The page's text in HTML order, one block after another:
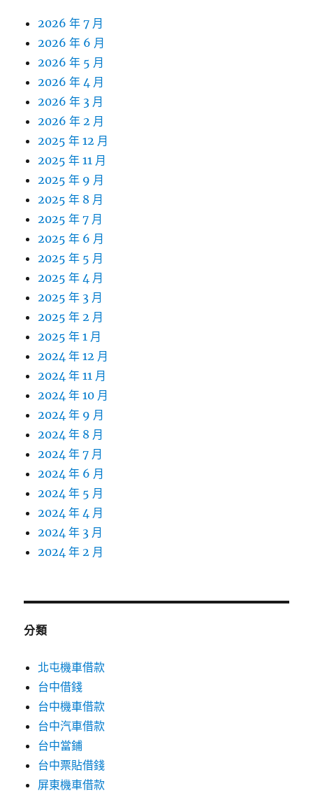
2026 年 7 月
2026 年 6 月
2026 年 5 月
2026 年 4 月
2026 年 3 月
2026 年 2 月
2025 年 12 月
2025 年 11 月
2025 年 9 月
2025 年 8 月
2025 年 7 月
2025 年 6 月
2025 年 5 月
2025 年 4 月
2025 年 3 月
2025 年 2 月
2025 年 1 月
2024 年 12 月
2024 年 11 月
2024 年 10 月
2024 年 9 月
2024 年 8 月
2024 年 7 月
2024 年 6 月
2024 年 5 月
2024 年 4 月
2024 年 3 月
2024 年 2 月
分類
北屯機車借款
台中借錢
台中機車借款
台中汽車借款
台中當鋪
台中票貼借錢
屏東機車借款